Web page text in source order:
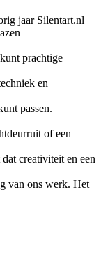
jaar Silentart.nl
prachtige
en
passen.
of een
creativiteit en een
van ons werk. Het